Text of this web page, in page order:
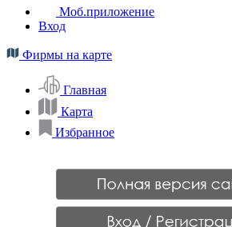
Моб.приложение
Вход
Фирмы на карте
Главная
Карта
Избранное